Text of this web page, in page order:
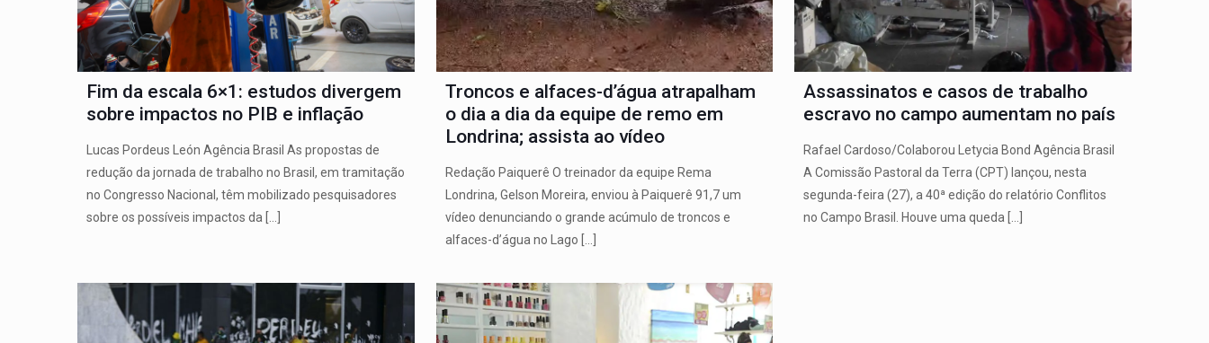
Fim da escala 6×1: estudos divergem
sobre impactos no PIB e inflação
Lucas Pordeus León Agência Brasil As propostas de
redução da jornada de trabalho no Brasil, em tramitação
no Congresso Nacional, têm mobilizado pesquisadores
sobre os possíveis impactos da
Troncos e alfaces-d’água atrapalham
o dia a dia da equipe de remo em
Londrina; assista ao vídeo
Redação Paiquerê O treinador da equipe Rema
Londrina, Gelson Moreira, enviou à Paiquerê 91,7 um
vídeo denunciando o grande acúmulo de troncos e
alfaces-d’água no Lago
Assassinatos e casos de trabalho
escravo no campo aumentam no país
Rafael Cardoso/Colaborou Letycia Bond Agência Brasil
A Comissão Pastoral da Terra (CPT) lançou, nesta
segunda-feira (27), a 40ª edição do relatório Conflitos
no Campo Brasil. Houve uma queda